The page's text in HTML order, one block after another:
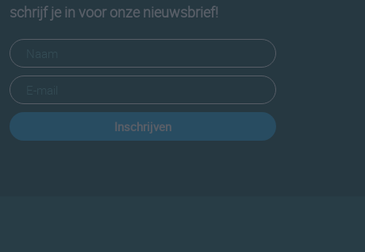
schrijf je in voor onze nieuwsbrief!
Inschrijven